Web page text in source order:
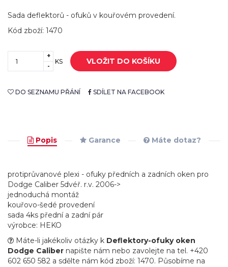
Sada deflektorů - ofuků v kouřovém provedení.
Kód zboží: 1470
+
-
KS VLOŽIT DO KOŠÍKU
DO SEZNAMU PŘÁNÍ SDÍLET NA FACEBOOK
Popis Garance Máte dotaz?
protiprůvanové plexi - ofuky předních a zadních oken pro
Dodge Caliber 5dvéř. r.v. 2006->
jednoduchá montáž
kouřovo-šedé provedení
sada 4ks přední a zadní pár
výrobce: HEKO
Máte-li jakékoliv otázky k Deflektory-ofuky oken
Dodge Caliber napište nám nebo zavolejte na tel. +420
602 650 582 a sdělte nám kód zboží: 1470. Působíme na